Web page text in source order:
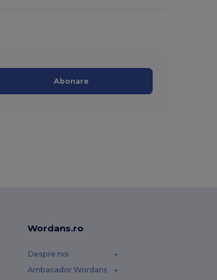
Abonare
Wordans.ro
Despre noi
Ambasador Wordans